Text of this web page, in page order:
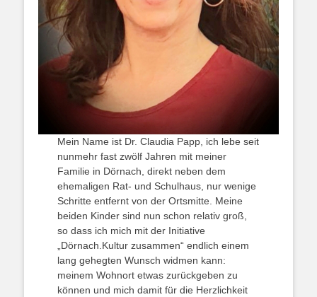
Mein Name ist Dr. Claudia Papp, ich lebe seit
nunmehr fast zwölf Jahren mit meiner
Familie in Dörnach, direkt neben dem
ehemaligen Rat- und Schulhaus, nur wenige
Schritte entfernt von der Ortsmitte. Meine
beiden Kinder sind nun schon relativ groß,
so dass ich mich mit der Initiative
„Dörnach.Kultur zusammen“ endlich einem
lang gehegten Wunsch widmen kann:
meinem Wohnort etwas zurückgeben zu
können und mich damit für die Herzlichkeit